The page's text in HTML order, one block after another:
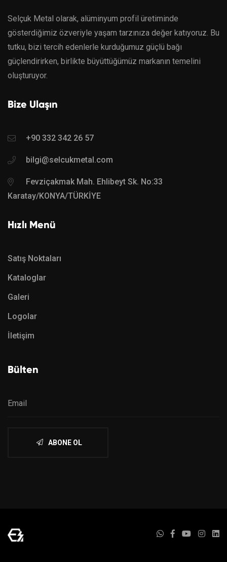
Selçuk Metal olarak, alüminyum profil üretiminde
gösterdiğimiz özveriyle yaşam tarzınıza değer katıyoruz. Bu
tutku, bizi tercih edenlerle kurduğumuz güçlü bağı
güçlendirirken, birlikte büyüttüğümüz markanın temelini
oluşturuyor.
Bize Ulaşın
+90 332 342 26 57
bilgi@selcukmetal.com
Fevziçakmak Mah. Ehlibeyt Sk. No:33
Karatay/KONYA/TÜRKİYE
Hızlı Menü
Satış Noktaları
Kataloglar
Galeri
Logolar
İletişim
Bülten
ABONE OL